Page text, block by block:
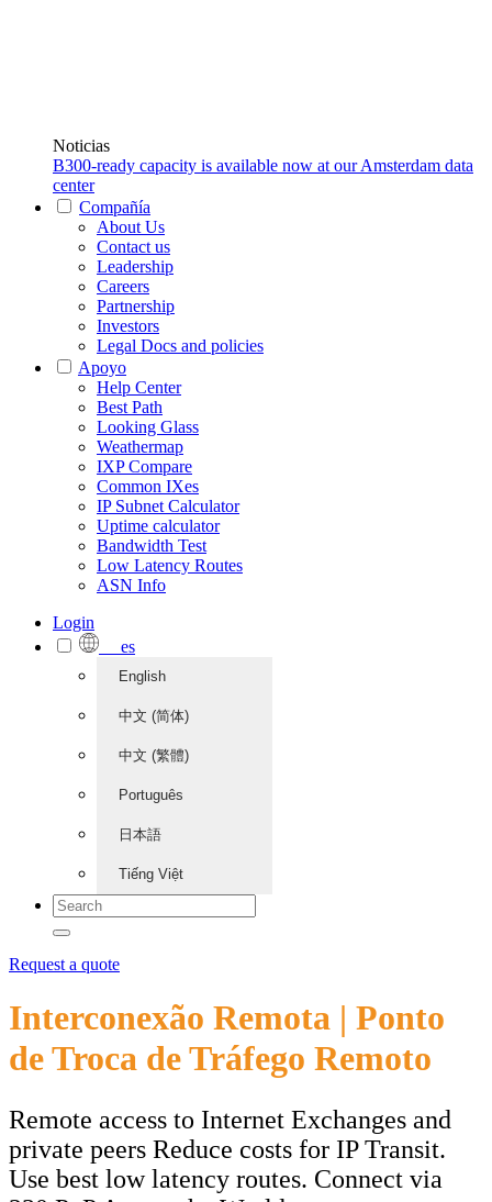
Noticias
B300-ready capacity is available now at our Amsterdam data
center
Compañía
About Us
Contact us
Leadership
Careers
Partnership
Investors
Legal Docs and policies
Apoyo
Help Center
Best Path
Looking Glass
Weathermap
IXP Compare
Common IXes
IP Subnet Calculator
Uptime calculator
Bandwidth Test
Low Latency Routes
ASN Info
Login
es
English
中文 (简体)
中文 (繁體)
Português
日本語
Tiếng Việt
Request a quote
Interconexão Remota | Ponto
de Troca de Tráfego Remoto
Remote access to Internet Exchanges and
private peers Reduce costs for IP Transit.
Use best low latency routes. Connect via